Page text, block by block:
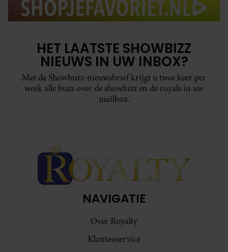
HET LAATSTE SHOWBIZZ
NIEUWS IN UW INBOX?
Met de Showbuzz-nieuwsbrief krijgt u twee keer per
week alle buzz over de showbizz en de royals in uw
mailbox.
NAVIGATIE
Over Royalty
Klantenservice